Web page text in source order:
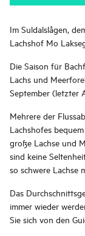
Im Suldalslågen,
Lachshof Mo
Die Saison für
Lachs und
September (letzter
Mehrere der
Lachshofes
große Lachse und
sind keine
so schwere Lachse
Das
immer wieder
Sie sich von den